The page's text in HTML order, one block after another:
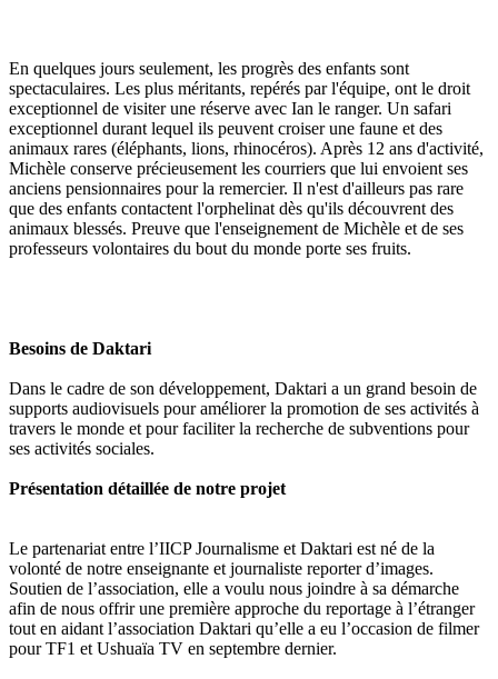
En quelques jours seulement, les progrès des enfants sont
spectaculaires. Les plus méritants, repérés par l'équipe, ont le droit
exceptionnel de visiter une réserve avec Ian le ranger. Un safari
exceptionnel durant lequel ils peuvent croiser une faune et des
animaux rares (éléphants, lions, rhinocéros). Après 12 ans d'activité,
Michèle conserve précieusement les courriers que lui envoient ses
anciens pensionnaires pour la remercier. Il n'est d'ailleurs pas rare
que des enfants contactent l'orphelinat dès qu'ils découvrent des
animaux blessés. Preuve que l'enseignement de Michèle et de ses
professeurs volontaires du bout du monde porte ses fruits.
Besoins de Daktari
Dans le cadre de son développement, Daktari a un grand besoin de
supports audiovisuels pour améliorer la promotion de ses activités à
travers le monde et pour faciliter la recherche de subventions pour
ses activités sociales.
Présentation détaillée de notre projet
Le partenariat entre l’IICP Journalisme et Daktari est né de la
volonté de notre enseignante et journaliste reporter d’images.
Soutien de l’association, elle a voulu nous joindre à sa démarche
afin de nous offrir une première approche du reportage à l’étranger
tout en aidant l’association Daktari qu’elle a eu l’occasion de filmer
pour TF1 et Ushuaïa TV en septembre dernier.